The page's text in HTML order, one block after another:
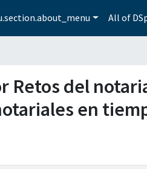
All of
Retos del
en